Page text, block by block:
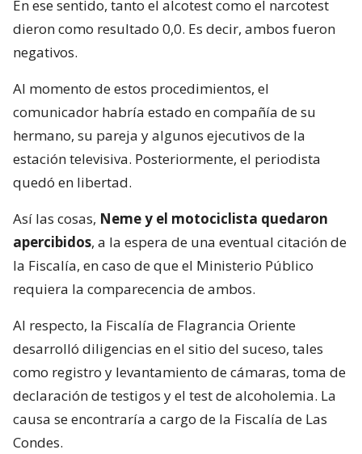
En ese sentido, tanto el alcotest como el narcotest
dieron como resultado 0,0. Es decir, ambos fueron
negativos.
Al momento de estos procedimientos, el
comunicador habría estado en compañía de su
hermano, su pareja y algunos ejecutivos de la
estación televisiva. Posteriormente, el periodista
quedó en libertad.
Así las cosas, Neme y el motociclista quedaron
apercibidos, a la espera de una eventual citación de
la Fiscalía, en caso de que el Ministerio Público
requiera la comparecencia de ambos.
Al respecto, la Fiscalía de Flagrancia Oriente
desarrolló diligencias en el sitio del suceso, tales
como registro y levantamiento de cámaras, toma de
declaración de testigos y el test de alcoholemia. La
causa se encontraría a cargo de la Fiscalía de Las
Condes.